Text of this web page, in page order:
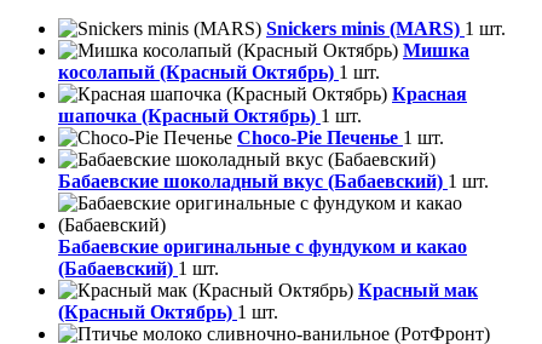
Snickers minis (MARS) 1 шт.
Мишка
косолапый (Красный Октябрь) 1 шт.
Красная
шапочка (Красный Октябрь) 1 шт.
Choco-Pie Печенье 1 шт.
Бабаевские шоколадный вкус (Бабаевский) 1 шт.
Бабаевские оригинальные с фундуком и какао
(Бабаевский) 1 шт.
Красный мак
(Красный Октябрь) 1 шт.